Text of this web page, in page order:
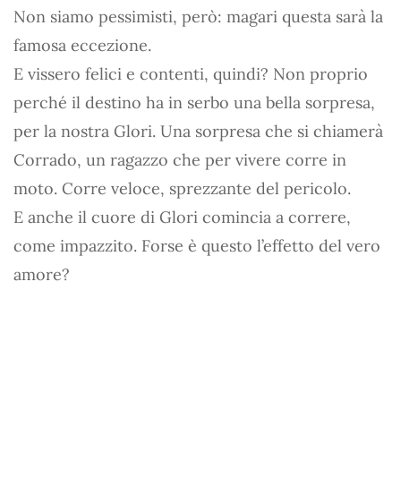
Non siamo pessimisti, però: magari questa sarà la
famosa eccezione.
E vissero felici e contenti, quindi? Non proprio
perché il destino ha in serbo una bella sorpresa,
per la nostra Glori. Una sorpresa che si chiamerà
Corrado, un ragazzo che per vivere corre in
moto. Corre veloce, sprezzante del pericolo.
E anche il cuore di Glori comincia a correre,
come impazzito. Forse è questo l’effetto del vero
amore?